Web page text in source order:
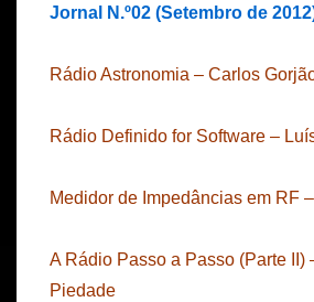
Jornal N.º02 (Setembro de
Rádio Astronomia – Carlos
Rádio Definido for Software –
Medidor de Impedâncias em RF
A Rádio Passo a Passo (Parte II)
Piedade